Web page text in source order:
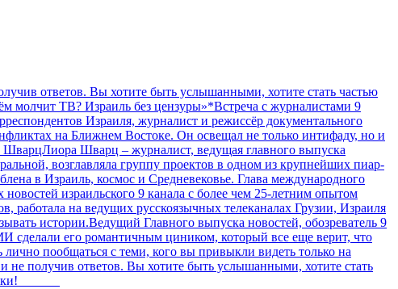
ответов. Вы хотите быть услышанными, хотите стать частью
молчит ТВ? Израиль без цензуры»*Встреча с журналистами 9
Израиля, журналист и режиссёр документального
на Ближнем Востоке. Он освещал не только интифаду, но и
Шварц – журналист, ведущая главного выпуска
возглавляла группу проектов в одном из крупнейших пиар-
в Израиль, космос и Средневековье. Глава международного
израильского 9 канала с более чем 25-летним опытом
на ведущих русскоязычных телеканалах Грузии, Израиля
истории.Ведущий Главного выпуска новостей, обозреватель 9
сделали его романтичным циником, который все еще верит, что
пообщаться с теми, кого вы привыкли видеть только на
не получив ответов. Вы хотите быть услышанными, хотите стать
руки!